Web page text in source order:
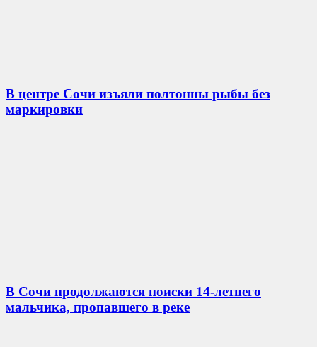
В центре Сочи изъяли полтонны рыбы без
маркировки
В Сочи продолжаются поиски 14-летнего
мальчика, пропавшего в реке